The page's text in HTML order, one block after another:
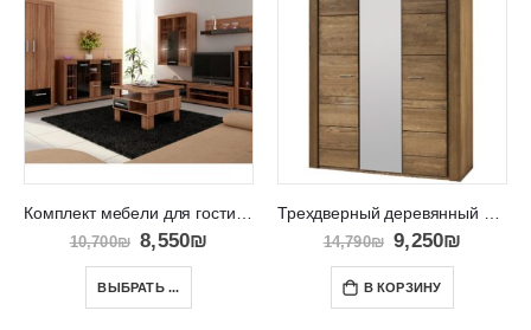
10,700₪ 8,550₪
ВЫБРАТЬ ...
14,790₪ 9,250₪
В КОРЗИНУ